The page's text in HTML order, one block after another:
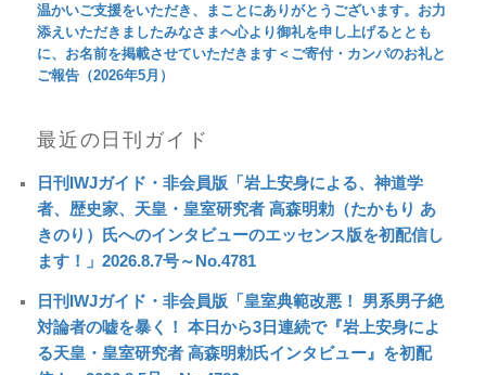
温かいご支援をいただき、まことにありがとうございます。お力
添えいただきましたみなさまへ心より御礼を申し上げるととも
に、お名前を掲載させていただきます＜ご寄付・カンパのお礼と
ご報告（2026年5月）
最近の日刊ガイド
日刊IWJガイド・非会員版「岩上安身による、神道学
者、歴史家、天皇・皇室研究者 高森明勅（たかもり あ
きのり）氏へのインタビューのエッセンス版を初配信し
ます！」2026.8.7号～No.4781
日刊IWJガイド・非会員版「皇室典範改悪！ 男系男子絶
対論者の嘘を暴く！ 本日から3日連続で『岩上安身によ
る天皇・皇室研究者 高森明勅氏インタビュー』を初配